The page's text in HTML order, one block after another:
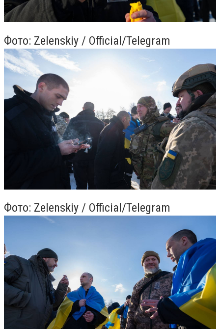
Фото: Zelenskiy / Official/Telegram
Фото: Zelenskiy / Official/Telegram